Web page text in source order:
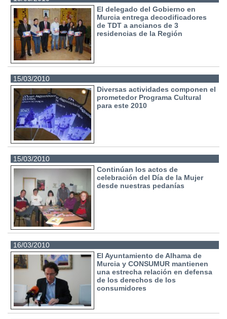
El delegado del Gobierno en
Murcia entrega decodificadores
de TDT a ancianos de 3
residencias de la Región
15/03/2010
Diversas actividades componen el
prometedor Programa Cultural
para este 2010
15/03/2010
Continúan los actos de
celebración del Día de la Mujer
desde nuestras pedanías
16/03/2010
El Ayuntamiento de Alhama de
Murcia y CONSUMUR mantienen
una estrecha relación en defensa
de los derechos de los
consumidores